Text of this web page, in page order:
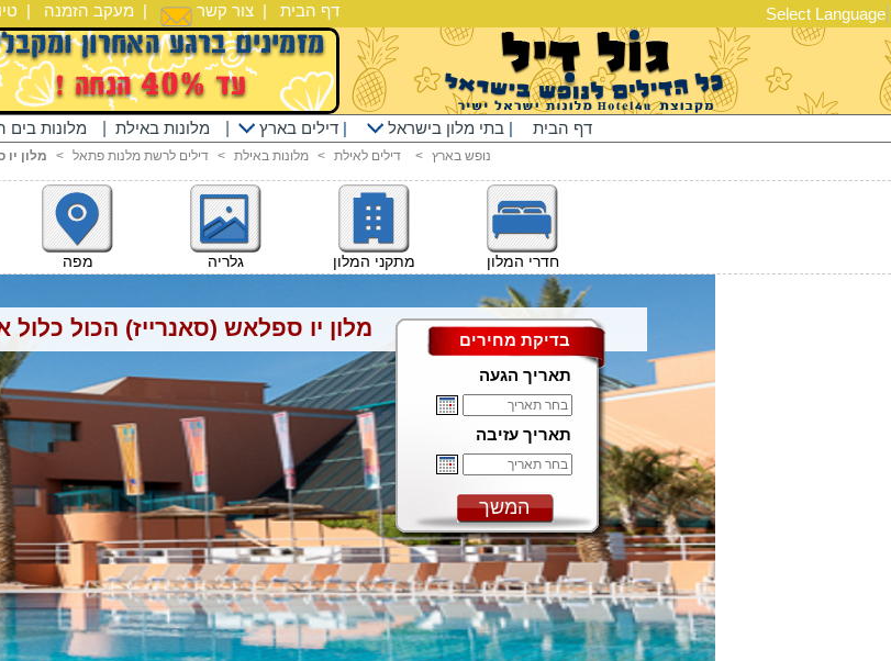
| מעקב הזמנה | צור קשר | דף הבית Select Language
מלונות בים מלונות באילת דילים בארץ | בתי מלון בישראל | דף הבית
מלון < דילים לרשת מלנות פתאל < מלונות באילת < דילים לאילת < נופש בארץ
מפה גלריה מתקני המלון חדרי המלון
מלון יו ספלאש (סאנרייז) הכול כלול
בדיקת מחירים
תאריך הגעה
תאריך עזיבה
המשך